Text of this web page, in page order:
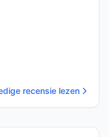
recensie lezen